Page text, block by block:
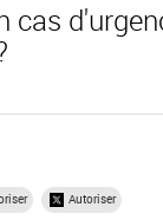
cas
Autoriser